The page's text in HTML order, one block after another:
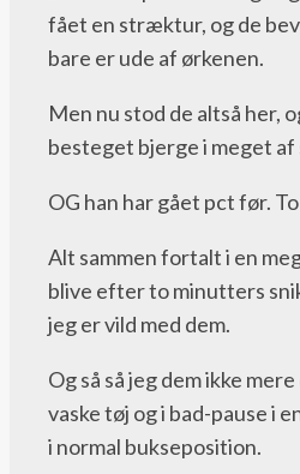
fået en stræktur, og de
bare er ude af ørkenen.
Men nu stod de altså her,
besteget bjerge i meget af
OG han har gået pct før.
Alt sammen fortalt i en
blive efter to minutters
jeg er vild med dem.
Og så så jeg dem ikke
vaske tøj og i bad-pause i
i normal bukseposition.